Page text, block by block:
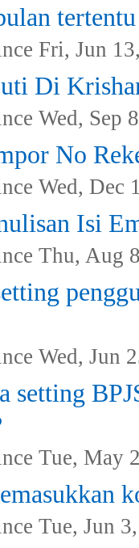
Fri, Jun
Di
Wed, Sep
No
Wed, Dec
Isi
Thu, Aug
Wed, Jun
setting
Tue, May
Tue, Jun